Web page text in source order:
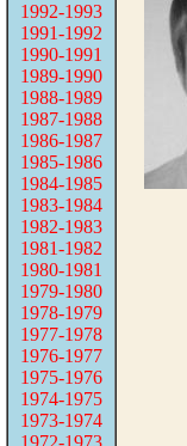
1992-1993
1991-1992
1990-1991
1989-1990
1988-1989
1987-1988
1986-1987
1985-1986
1984-1985
1983-1984
1982-1983
1981-1982
1980-1981
1979-1980
1978-1979
1977-1978
1976-1977
1975-1976
1974-1975
1973-1974
1972-1973